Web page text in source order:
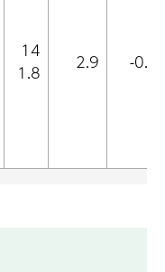
14
1.8
2.9 -0.9